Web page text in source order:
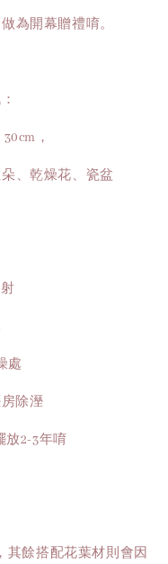
為開幕贈禮唷。
，
、乾燥花、瓷盆
處
除溼
放2-3年唷
其餘搭配花葉材則會因